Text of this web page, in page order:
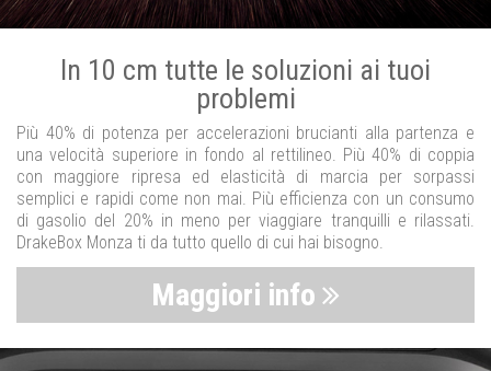
In 10 cm tutte le soluzioni ai tuoi
problemi
Più 40% di potenza per accelerazioni brucianti alla partenza e
una velocità superiore in fondo al rettilineo. Più 40% di coppia
con maggiore ripresa ed elasticità di marcia per sorpassi
semplici e rapidi come non mai. Più efficienza con un consumo
di gasolio del 20% in meno per viaggiare tranquilli e rilassati.
DrakeBox Monza ti da tutto quello di cui hai bisogno.
Maggiori info